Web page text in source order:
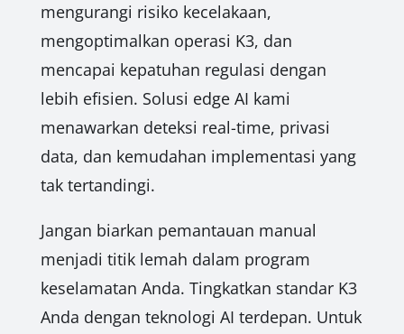
mengurangi risiko kecelakaan,
mengoptimalkan operasi K3, dan
mencapai kepatuhan regulasi dengan
lebih efisien. Solusi edge AI kami
menawarkan deteksi real-time, privasi
data, dan kemudahan implementasi yang
tak tertandingi.
Jangan biarkan pemantauan manual
menjadi titik lemah dalam program
keselamatan Anda. Tingkatkan standar K3
Anda dengan teknologi AI terdepan. Untuk